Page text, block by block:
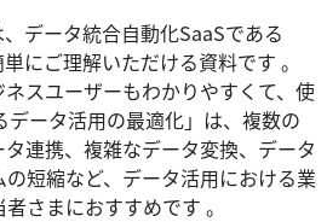
、データ統合自動化SaaSである
にご理解いただける資料です 。
スユーザーもわかりやすくて、使
データ活用の最適化」は、複数の
連携、複雑なデータ変換、データ
短縮など、データ活用における業
さまにおすすめです 。